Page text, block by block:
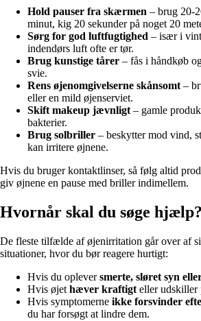
Hold pauser fra skærmen – brug 20-
minut, kig 20 sekunder på noget 20
Sørg for god luftfugtighed – især i
indendørs luft ofte er tør.
Brug kunstige tårer – fås i håndkøb
svie.
Rens øjenomgivelserne skånsomt –
eller en mild øjenserviet.
Skift makeup jævnligt – gamle
bakterier.
Brug solbriller – beskytter mod vind,
kan irritere øjnene.
Hvis du bruger kontaktlinser, så følg altid
giv øjnene en pause med briller indimellem.
Hvornår skal du søge hjælp?
De fleste tilfælde af øjenirritation går over af
situationer, hvor du bør reagere hurtigt:
Hvis du opleversmerte, sløret syn
Hvis øjet hæver kraftigt eller udskiller
Hvis symptomerne ikke forsvinder
du har forsøgt at lindre dem.